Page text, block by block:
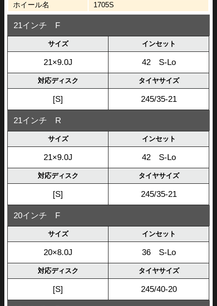
ホイール名
1705S
21インチ F
サイズ インセット
21×9.0J 42 S-Lo
対応ディスク タイヤサイズ
[S] 245/35-21
21インチ R
サイズ インセット
21×9.0J 42 S-Lo
対応ディスク タイヤサイズ
[S] 245/35-21
20インチ F
サイズ インセット
20×8.0J 36 S-Lo
対応ディスク タイヤサイズ
[S] 245/40-20